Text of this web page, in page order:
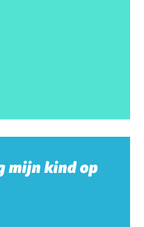
mijn kind op